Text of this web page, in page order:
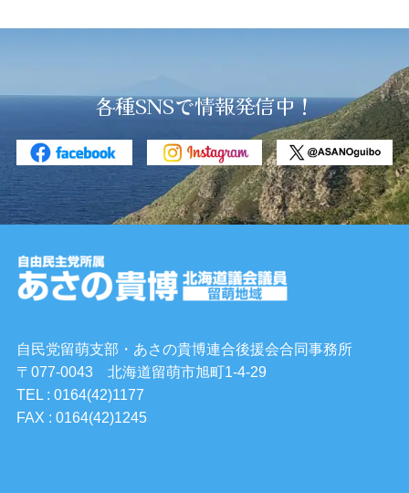
各種SNSで情報発信中！
自民党留萌支部・あさの貴博連合後援会合同事務所
〒077-0043 北海道留萌市旭町1-4-29
TEL : 0164(42)1177
FAX : 0164(42)1245